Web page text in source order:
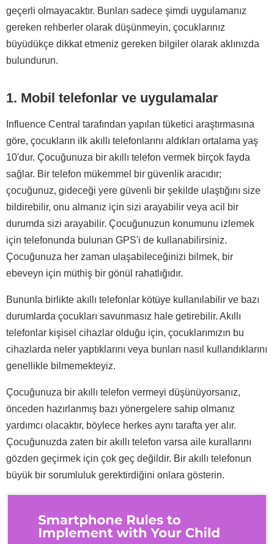
geçerli olmayacaktır. Bunları sadece şimdi uygulamanız
gereken rehberler olarak düşünmeyin, çocuklarınız
büyüdükçe dikkat etmeniz gereken bilgiler olarak aklınızda
bulundurun.
1. Mobil telefonlar ve uygulamalar
Influence Central tarafından yapılan tüketici araştırmasına
göre, çocukların ilk akıllı telefonlarını aldıkları ortalama yaş
10'dur. Çocuğunuza bir akıllı telefon vermek birçok fayda
sağlar. Bir telefon mükemmel bir güvenlik aracıdır;
çocuğunuz, gideceği yere güvenli bir şekilde ulaştığını size
bildirebilir, onu almanız için sizi arayabilir veya acil bir
durumda sizi arayabilir. Çocuğunuzun konumunu izlemek
için telefonunda bulunan GPS'i de kullanabilirsiniz.
Çocuğunuza her zaman ulaşabileceğinizi bilmek, bir
ebeveyn için müthiş bir gönül rahatlığıdır.
Bununla birlikte akıllı telefonlar kötüye kullanılabilir ve bazı
durumlarda çocukları savunmasız hale getirebilir. Akıllı
telefonlar kişisel cihazlar olduğu için, çocuklarımızın bu
cihazlarda neler yaptıklarını veya bunları nasıl kullandıklarını
genellikle bilmemekteyiz.
Çocuğunuza bir akıllı telefon vermeyi düşünüyorsanız,
önceden hazırlanmış bazı yönergelere sahip olmanız
yardımcı olacaktır, böylece herkes aynı tarafta yer alır.
Çocuğunuzda zaten bir akıllı telefon varsa aile kurallarını
gözden geçirmek için çok geç değildir. Bir akıllı telefonun
büyük bir sorumluluk gerektirdiğini onlara gösterin.